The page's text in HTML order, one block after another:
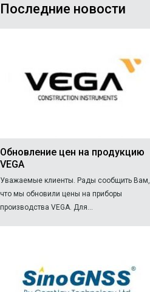
Последние новости
Обновление цен на продукцию
VEGA
Уважаемые клиенты. Рады сообщить Вам,
что мы обновили цены на приборы
производства VEGA. Для...